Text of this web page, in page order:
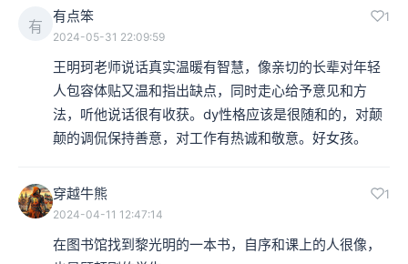
有
有点笨 1
2024-05-31 22:09:59
王明珂老师说话真实温暖有智慧，像亲切的长辈对年轻
人包容体贴又温和指出缺点，同时走心给予意见和方
法，听他说话很有收获。dy性格应该是很随和的，对颠
颠的调侃保持善意，对工作有热诚和敬意。好女孩。
穿越牛熊 1
2024-04-11 12:47:14
在图书馆找到黎光明的一本书，自序和课上的人很像，